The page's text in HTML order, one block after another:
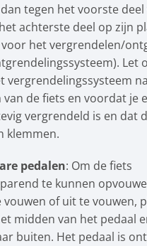
tegen het voorste deel
achterste deel op zijn
het vergrendelen/
Let
vergrendelingssysteem
de fiets en voordat je
vergrendeld is en dat
klemmen.
pedalen: Om de fiets
te kunnen
vouwen of uit te vouwen,
midden van het pedaal
buiten. Het pedaal is